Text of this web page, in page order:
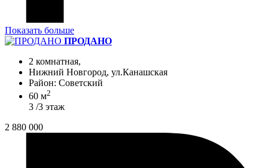
Показать больше
ПРОДАНО
2 комнатная,
Нижний Новгород, ул.Канашская
Район: Советский
60 м2
3 /3 этаж
2 880 000